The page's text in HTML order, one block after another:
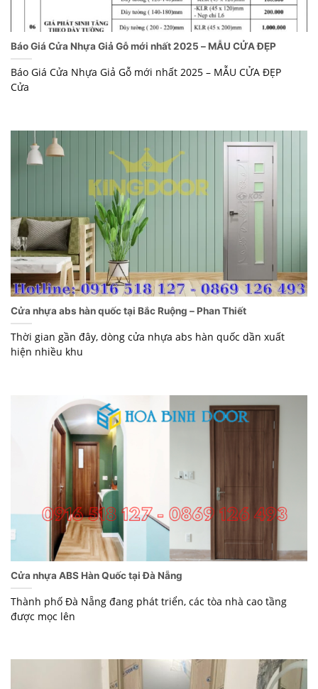
Báo Giá Cửa Nhựa Giả Gỗ mới nhất 2025 – MẪU CỬA ĐẸP
Báo Giá Cửa Nhựa Giả Gỗ mới nhất 2025 – MẪU CỬA ĐẸP
Cửa
Cửa nhựa abs hàn quốc tại Bắc Ruộng – Phan Thiết
Thời gian gần đây, dòng cửa nhựa abs hàn quốc dần xuất
hiện nhiều khu
Cửa nhựa ABS Hàn Quốc tại Đà Nẵng
Thành phố Đà Nẵng đang phát triển, các tòa nhà cao tầng
được mọc lên